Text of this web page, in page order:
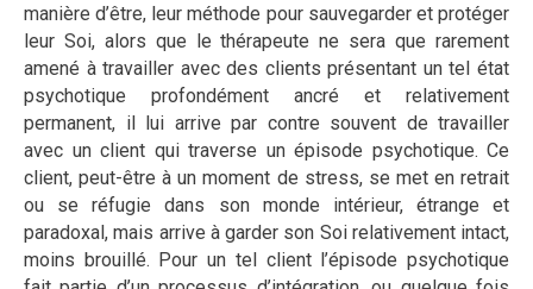
manière d’être, leur méthode pour sauvegarder et protéger
leur Soi, alors que le thérapeute ne sera que rarement
amené à travailler avec des clients présentant un tel état
psychotique profondément ancré et relativement
permanent, il lui arrive par contre souvent de travailler
avec un client qui traverse un épisode psychotique. Ce
client, peut-être à un moment de stress, se met en retrait
ou se réfugie dans son monde intérieur, étrange et
paradoxal, mais arrive à garder son Soi relativement intact,
moins brouillé. Pour un tel client l’épisode psychotique